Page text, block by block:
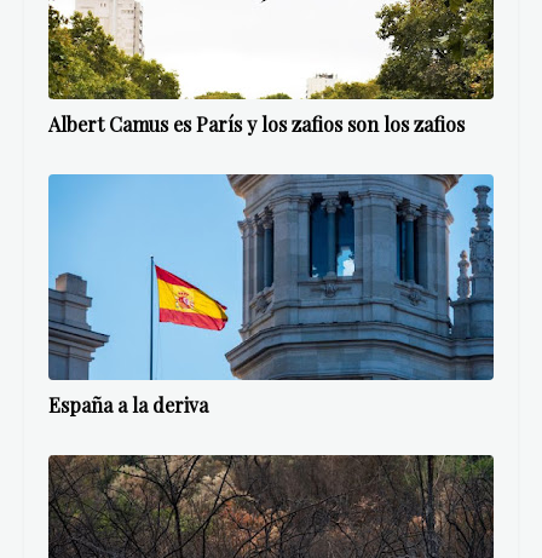
Albert Camus es París y los zafios son los zafios
España a la deriva